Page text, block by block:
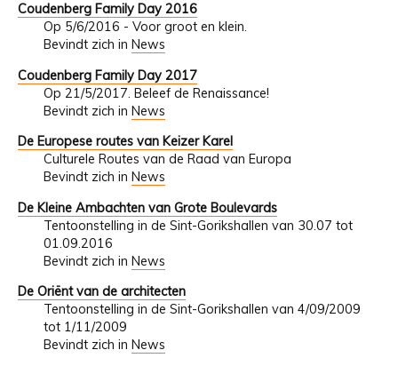
Coudenberg Family Day 2016
Op 5/6/2016 - Voor groot en klein.
Bevindt zich in News
Coudenberg Family Day 2017
Op 21/5/2017. Beleef de Renaissance!
Bevindt zich in News
De Europese routes van Keizer Karel
Culturele Routes van de Raad van Europa
Bevindt zich in News
De Kleine Ambachten van Grote Boulevards
Tentoonstelling in de Sint-Gorikshallen van 30.07 tot
01.09.2016
Bevindt zich in News
De Oriënt van de architecten
Tentoonstelling in de Sint-Gorikshallen van 4/09/2009
tot 1/11/2009
Bevindt zich in News